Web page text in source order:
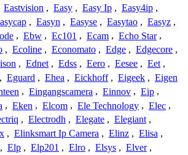
Eastvision , Easy , Easy Ip , Easy4ip ,
, Easyn , Easyse , Easytao , Easyz ,
, Ebw , Ec101 , Ecam , Echo Star ,
, Ecoline , Economato , Edge , Edgecore ,
, Ednet , Edss , Eero , Eesee , Eet ,
, Eguard , Ehea , Eickhoff , Eigeek , Eigen
, Eingangscamera , Einnov , Eip ,
, Eken , Elcom , Ele Technology , Elec ,
, Electrodh , Elegate , Elegiant ,
, Elinksmart Ip Camera , Elinz , Elisa ,
, Elp , Elp201 , Elro , Elsys , Elver ,